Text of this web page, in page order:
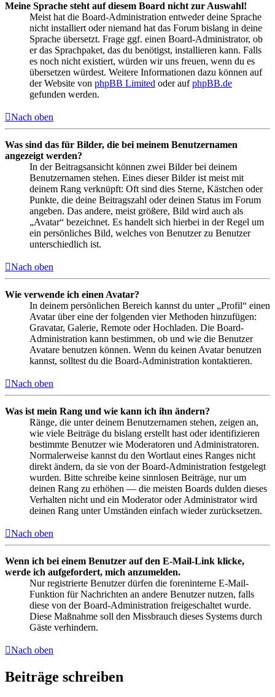
Meine Sprache steht auf diesem Board nicht zur Auswahl!
Meist hat die Board-Administration entweder deine Sprache
nicht installiert oder niemand hat das Forum bislang in deine
Sprache übersetzt. Frage ggf. einen Board-Administrator, ob
er das Sprachpaket, das du benötigst, installieren kann. Falls
es noch nicht existiert, würden wir uns freuen, wenn du es
übersetzen würdest. Weitere Informationen dazu können auf
der Website von phpBB Limited oder aufphpBB.de
gefunden werden.
Nach oben
Was sind das für Bilder, die bei meinem Benutzernamen
angezeigt werden?
In der Beitragsansicht können zwei Bilder bei deinem
Benutzernamen stehen. Eines dieser Bilder ist meist mit
deinem Rang verknüpft: Oft sind dies Sterne, Kästchen oder
Punkte, die deine Beitragszahl oder deinen Status im Forum
angeben. Das andere, meist größere, Bild wird auch als
„Avatar“ bezeichnet. Es handelt sich hierbei in der Regel um
ein persönliches Bild, welches von Benutzer zu Benutzer
unterschiedlich ist.
Nach oben
Wie verwende ich einen Avatar?
In deinem persönlichen Bereich kannst du unter „Profil“ einen
Avatar über eine der folgenden vier Methoden hinzufügen:
Gravatar, Galerie, Remote oder Hochladen. Die Board-
Administration kann bestimmen, ob und wie die Benutzer
Avatare benutzen können. Wenn du keinen Avatar benutzen
kannst, solltest du die Board-Administration kontaktieren.
Nach oben
Was ist mein Rang und wie kann ich ihn ändern?
Ränge, die unter deinem Benutzernamen stehen, zeigen an,
wie viele Beiträge du bislang erstellt hast oder identifizieren
bestimmte Benutzer wie Moderatoren und Administratoren.
Normalerweise kannst du den Wortlaut eines Ranges nicht
direkt ändern, da sie von der Board-Administration festgelegt
wurden. Bitte schreibe keine sinnlosen Beiträge, nur um
deinen Rang zu erhöhen — die meisten Boards dulden dieses
Verhalten nicht und ein Moderator oder Administrator wird
deinen Rang unter Umständen einfach wieder zurücksetzen.
Nach oben
Wenn ich bei einem Benutzer auf den E-Mail-Link klicke,
werde ich aufgefordert, mich anzumelden.
Nur registrierte Benutzer dürfen die foreninterne E-Mail-
Funktion für Nachrichten an andere Benutzer nutzen, falls
diese von der Board-Administration freigeschaltet wurde.
Diese Maßnahme soll den Missbrauch dieses Systems durch
Gäste verhindern.
Nach oben
Beiträge schreiben